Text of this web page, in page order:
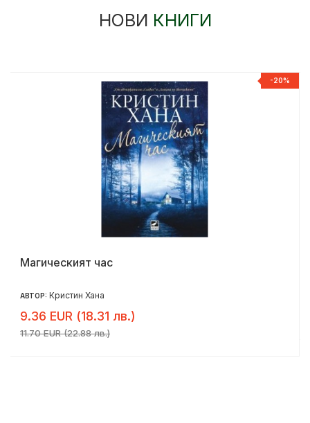
НОВИ КНИГИ
-20%
Магическият час
АВТОР: Кристин Хана
9.36 EUR (18.31 лв.)
11.70 EUR (22.88 лв.)